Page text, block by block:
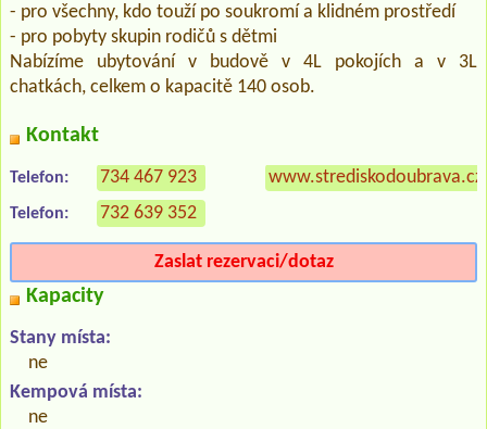
- pro všechny, kdo touží po soukromí a klidném prostředí
- pro pobyty skupin rodičů s dětmi
Nabízíme ubytování v budově v 4L pokojích a v 3L
chatkách, celkem o kapacitě 140 osob.
Kontakt
Telefon: 734 467 923
Telefon: 732 639 352
www.strediskodoubrava.cz
Zaslat rezervaci/dotaz
Kapacity
Stany místa:
ne
Kempová místa:
ne